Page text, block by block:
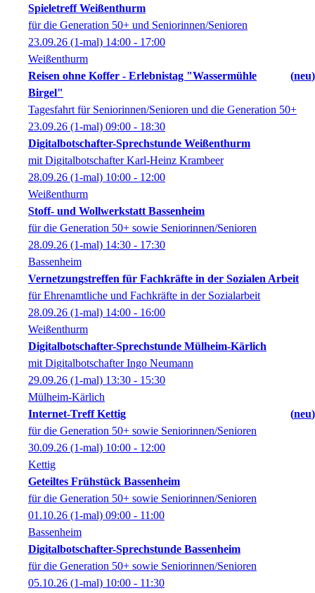
Spieletreff Weißenthurm
für die Generation 50+ und Seniorinnen/Senioren
23.09.26 (1-mal) 14:00 - 17:00
Weißenthurm
Reisen ohne Koffer - Erlebnistag "Wassermühle
Birgel"
neu
Tagesfahrt für Seniorinnen/Senioren und die Generation 50+
23.09.26 (1-mal) 09:00 - 18:30
Digitalbotschafter-Sprechstunde Weißenthurm
mit Digitalbotschafter Karl-Heinz Krambeer
28.09.26 (1-mal) 10:00 - 12:00
Weißenthurm
Stoff- und Wollwerkstatt Bassenheim
für die Generation 50+ sowie Seniorinnen/Senioren
28.09.26 (1-mal) 14:30 - 17:30
Bassenheim
Vernetzungstreffen für Fachkräfte in der Sozialen Arbeit
für Ehrenamtliche und Fachkräfte in der Sozialarbeit
28.09.26 (1-mal) 14:00 - 16:00
Weißenthurm
Digitalbotschafter-Sprechstunde Mülheim-Kärlich
mit Digitalbotschafter Ingo Neumann
29.09.26 (1-mal) 13:30 - 15:30
Mülheim-Kärlich
Internet-Treff Kettig
neu
für die Generation 50+ sowie Seniorinnen/Senioren
30.09.26 (1-mal) 10:00 - 12:00
Kettig
Geteiltes Frühstück Bassenheim
für die Generation 50+ sowie Seniorinnen/Senioren
01.10.26 (1-mal) 09:00 - 11:00
Bassenheim
Digitalbotschafter-Sprechstunde Bassenheim
für die Generation 50+ sowie Seniorinnen/Senioren
05.10.26 (1-mal) 10:00 - 11:30